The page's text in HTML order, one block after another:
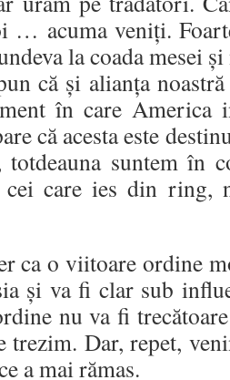
… acuma veniți.
la coada mesei
că și alianța
în care America
că acesta este
totdeauna suntem în
care ies din ring,
ca o viitoare ordine
și va fi clar sub
nu va fi
trezim. Dar, repet,
a mai rămas.